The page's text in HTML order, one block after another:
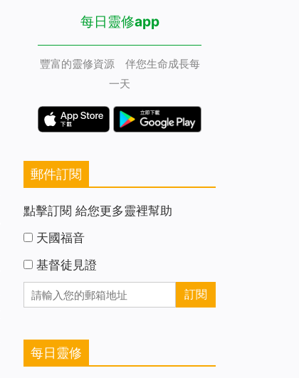
每日靈修app
豐富的靈修資源 伴您生命成長每
一天
郵件訂閱
點擊訂閱 給您更多靈裡幫助
天國福音
基督徒見證
每日靈修